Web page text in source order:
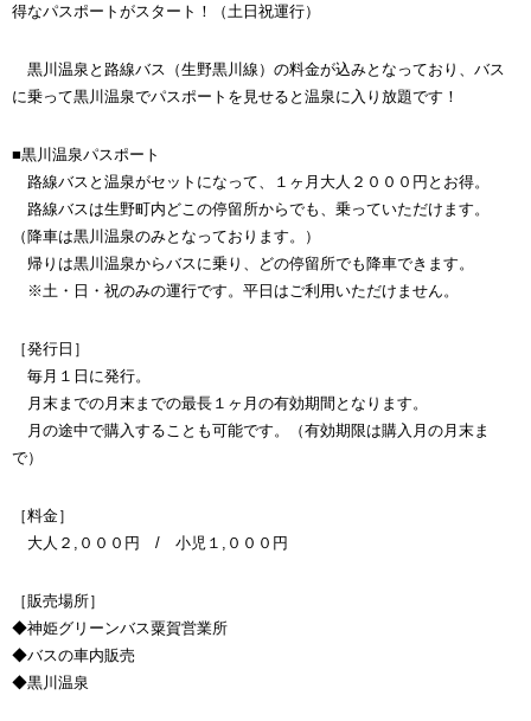
得なパスポートがスタート！（土日祝運行）
黒川温泉と路線バス（生野黒川線）の料金が込みとなっており、バス
に乗って黒川温泉でパスポートを見せると温泉に入り放題です！
■黒川温泉パスポート
路線バスと温泉がセットになって、１ヶ月大人２０００円とお得。
路線バスは生野町内どこの停留所からでも、乗っていただけます。
（降車は黒川温泉のみとなっております。）
帰りは黒川温泉からバスに乗り、どの停留所でも降車できます。
※土・日・祝のみの運行です。平日はご利用いただけません。
［発行日］
毎月１日に発行。
月末までの月末までの最長１ヶ月の有効期間となります。
月の途中で購入することも可能です。（有効期限は購入月の月末ま
で）
［料金］
大人２,０００円 / 小児１,０００円
［販売場所］
◆神姫グリーンバス粟賀営業所
◆バスの車内販売
◆黒川温泉